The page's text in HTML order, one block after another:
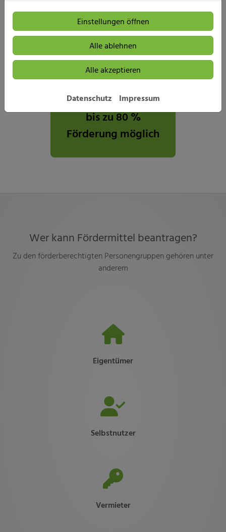
zusätzliche Einkommensboni
weitere Zuschläge je nach
persönlicher Situation
bis zu 80 %
Förderung möglich
Wer kann Fördermittel beantragen?
Zu den förderberechtigten Personengruppen gehören unter
anderem
Eigentümer
Selbstnutzer
Vermieter
Einstellungen öffnen
Alle ablehnen
Alle akzeptieren
Datenschutz Impressum